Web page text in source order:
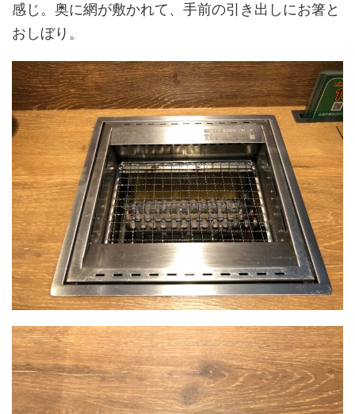
感じ。奥に網が敷かれて、手前の引き出しにお箸と
おしぼり。